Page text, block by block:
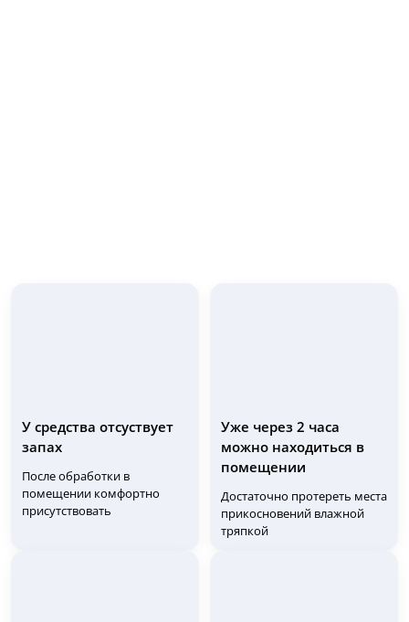
У средства отсуствует
запах
После обработки в
помещении комфортно
присутствовать
Уже через 2 часа
можно находиться в
помещении
Достаточно протереть места
прикосновений влажной
тряпкой